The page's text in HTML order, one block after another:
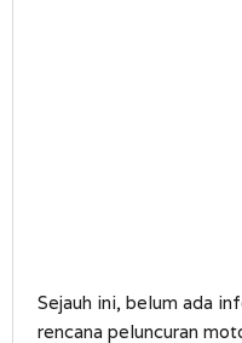
Sejauh ini, belum ada
rencana peluncuran